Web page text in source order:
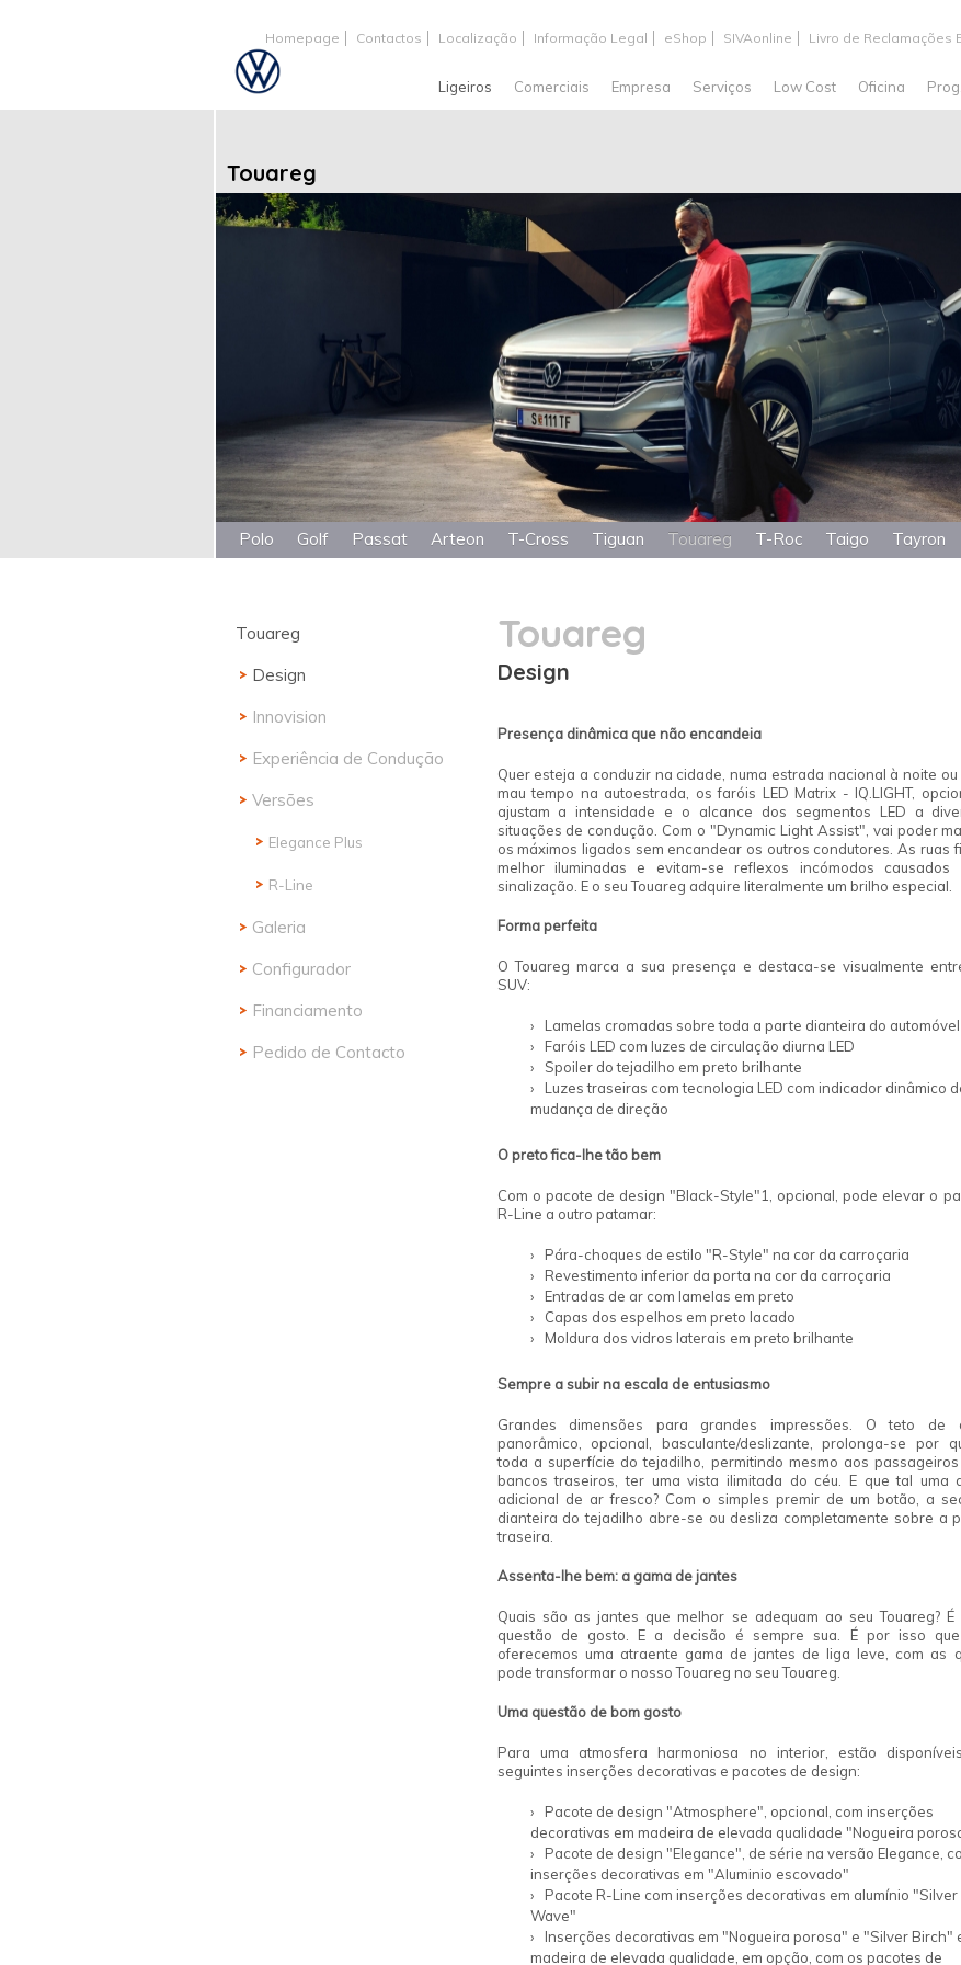
Homepage Contactos Localização Informação Legal eShop SIVAonline Livro de Reclamações
Ligeiros Comerciais Empresa Serviços Low Cost Oficina
Touareg
Polo Golf Passat Arteon T-Cross Tiguan Touareg T-Roc Taigo Tayron
Touareg
Design
Innovision
Experiência de Condução
Versões
Elegance Plus
R-Line
Galeria
Configurador
Financiamento
Pedido de Contacto
Touareg
Design
Presença dinâmica que não encandeia
Quer esteja a conduzir na cidade, numa estrada nacional à noite ou
mau tempo na autoestrada, os faróis LED Matrix - IQ.LIGHT,
ajustam a intensidade e o alcance dos segmentos LED a
situações de condução. Com o "Dynamic Light Assist", vai poder
os máximos ligados sem encandear os outros condutores. As ruas
melhor iluminadas e evitam-se reflexos incómodos causados
sinalização. E o seu Touareg adquire literalmente um brilho especial.
Forma perfeita
O Touareg marca a sua presença e destaca-se visualmente
SUV:
Lamelas cromadas sobre toda a parte dianteira do automóvel
Faróis LED com luzes de circulação diurna LED
Spoiler do tejadilho em preto brilhante
Luzes traseiras com tecnologia LED com indicador dinâmico
mudança de direção
O preto fica-lhe tão bem
Com o pacote de design "Black-Style"1, opcional, pode elevar o
R-Line a outro patamar:
Pára-choques de estilo "R-Style" na cor da carroçaria
Revestimento inferior da porta na cor da carroçaria
Entradas de ar com lamelas em preto
Capas dos espelhos em preto lacado
Moldura dos vidros laterais em preto brilhante
Sempre a subir na escala de entusiasmo
Grandes dimensões para grandes impressões. O teto de
panorâmico, opcional, basculante/deslizante, prolonga-se por
toda a superfície do tejadilho, permitindo mesmo aos
bancos traseiros, ter uma vista ilimitada do céu. E que tal uma
adicional de ar fresco? Com o simples premir de um botão, a
dianteira do tejadilho abre-se ou desliza completamente sobre a
traseira.
Assenta-lhe bem: a gama de jantes
Quais são as jantes que melhor se adequam ao seu Touareg? É
questão de gosto. E a decisão é sempre sua. É por isso
oferecemos uma atraente gama de jantes de liga leve, com as
pode transformar o nosso Touareg no seu Touareg.
Uma questão de bom gosto
Para uma atmosfera harmoniosa no interior, estão
seguintes inserções decorativas e pacotes de design:
Pacote de design "Atmosphere", opcional, com inserções
decorativas em madeira de elevada qualidade "Nogueira
Pacote de design "Elegance", de série na versão Elegance,
inserções decorativas em "Aluminio escovado"
Pacote R-Line com inserções decorativas em alumínio "Silver
Wave"
Inserções decorativas em "Nogueira porosa" e "Silver Birch"
madeira de elevada qualidade, em opção, com os pacotes de